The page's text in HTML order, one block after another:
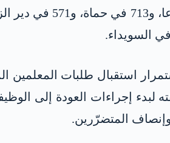
استقبال طلبات
لبدء إجراءات العودة إلى
المتضرّرين.